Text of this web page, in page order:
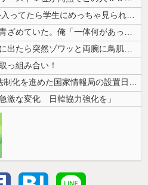
【画像】 まま「なんかプール入ってたら学生にめっちゃ見られたw」
出張から帰ったら、嫁の顔が青ざめていた。俺「一体何があったんだ？」嫁「...
賃貸物件を内覧中、ベランダに出たら突然ゾワッと両腕に鳥肌が出た。「やっ...
っ組み合い！
（ ´_ゝ`）中国「高市政権が法制化を進めた国家情報局の設置日が7月3...
激な変化 日韓協力強化を」